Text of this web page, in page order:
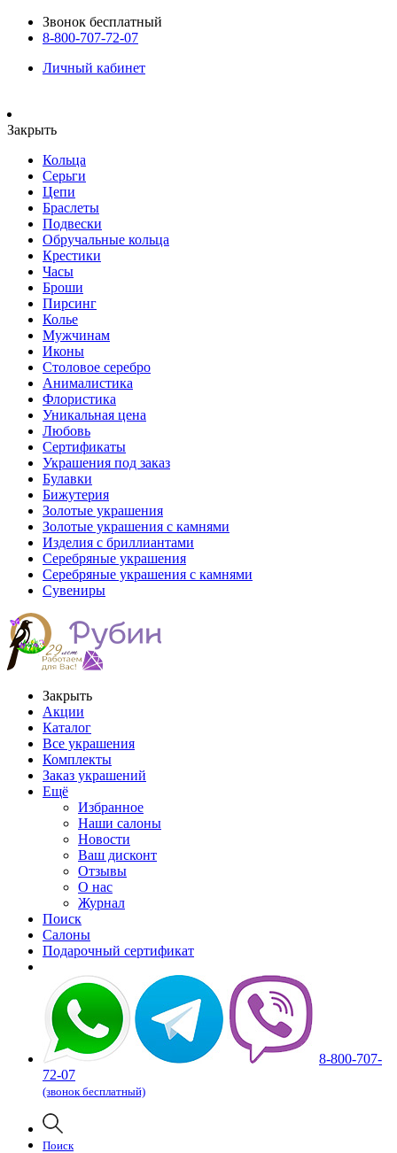
Звонок бесплатный
8-800-707-72-07
Личный кабинет
Закрыть
Кольца
Серьги
Цепи
Браслеты
Подвески
Обручальные кольца
Крестики
Часы
Броши
Пирсинг
Колье
Мужчинам
Иконы
Столовое серебро
Анималистика
Флористика
Уникальная цена
Любовь
Сертификаты
Украшения под заказ
Булавки
Бижутерия
Золотые украшения
Золотые украшения с камнями
Изделия с бриллиантами
Серебряные украшения
Серебряные украшения с камнями
Сувениры
Закрыть
Акции
Каталог
Все украшения
Комплекты
Заказ украшений
Ещё
Избранное
Наши салоны
Новости
Ваш дисконт
Отзывы
О нас
Журнал
Поиск
Салоны
Подарочный сертификат
8-800-707-
72-07
(звонок бесплатный)
Поиск